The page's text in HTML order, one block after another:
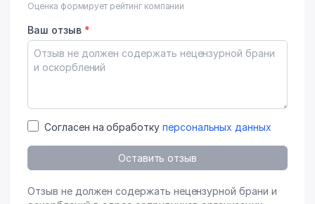
Оценка формирует рейтинг компании
Ваш отзыв *
Согласен на обработку персональных данных
Оставить отзыв
Отзыв не должен содержать нецензурной брани и